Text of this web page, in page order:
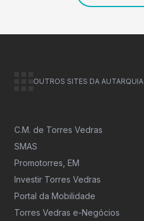
OUTROS SITES DA AUTARQUIA
C.M. de Torres Vedras
SMAS
Promotorres, EM
Investir Torres Vedras
Portal da Mobilidade
Torres Vedras e-Negócios